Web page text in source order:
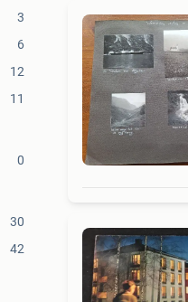
3
6
12
11
0
30
42